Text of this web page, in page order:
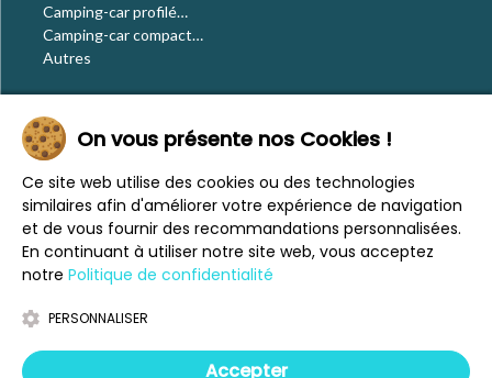
places
Camping-car profilé
occasion
Camping-car compact
occasion
Autres
Le blog
Actualités
Évènements
Nos conseils
Vos voyages
CaraMaps
Espace presse
Mentions légales
On vous présente nos Cookies !
Ce site web utilise des cookies ou des technologies
similaires afin d'améliorer votre expérience de navigation
et de vous fournir des recommandations personnalisées.
En continuant à utiliser notre site web, vous acceptez
notre Politique de confidentialité
PERSONNALISER
Accepter